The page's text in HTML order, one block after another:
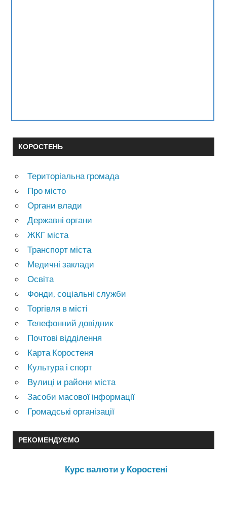
КОРОСТЕНЬ
Територіальна громада
Про місто
Органи влади
Державні органи
ЖКГ міста
Транспорт міста
Медичні заклади
Освіта
Фонди, соціальні служби
Торгівля в місті
Телефонний довідник
Почтові відділення
Карта Коростеня
Культура і спорт
Вулиці и райони міста
Засоби масової інформації
Громадські організації
РЕКОМЕНДУЄМО
Курс валюти у Коростені